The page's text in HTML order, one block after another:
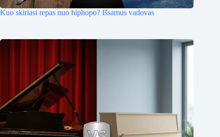
Kuo skiriasi repas nuo hiphopo? Išsamus vadovas